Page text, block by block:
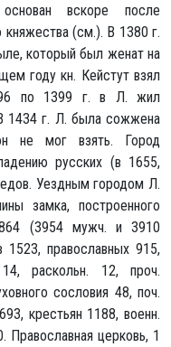
вскоре после
княжества (см.). В 1380 г.
который был женат на
году кн. Кейстут взял
по 1399 г. в Л. жил
1434 г. Л. была сожжена
не мог взять. Город
русских (в 1655,
Уездным городом Л.
замка, построенного
(3954 мужч. и 3910
православных 915,
раскольн. 12, проч.
сословия 48, поч.
крестьян 1188, военн.
Православная церковь, 1